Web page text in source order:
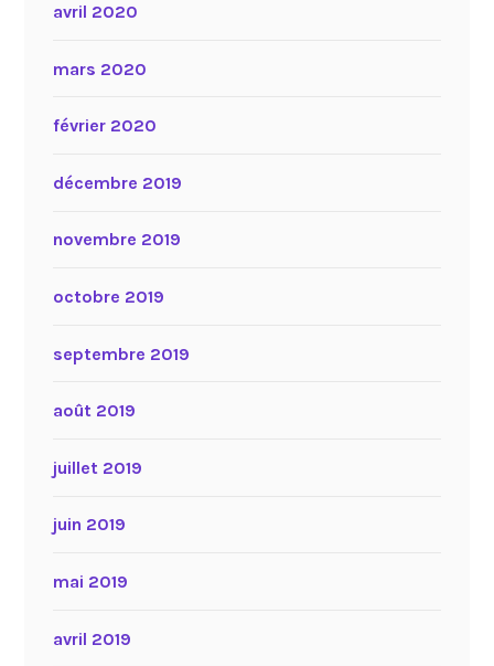
avril 2020
mars 2020
février 2020
décembre 2019
novembre 2019
octobre 2019
septembre 2019
août 2019
juillet 2019
juin 2019
mai 2019
avril 2019